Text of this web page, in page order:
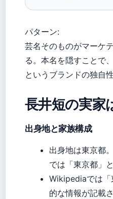
パターン:
芸名そのものがマーケ
る。本名を隠すことで
というブランドの独自
長井短の実家
出身地と家族構成
出身地は東京都
では「東京都」と
Wikipediaでは「
的な情報が記載